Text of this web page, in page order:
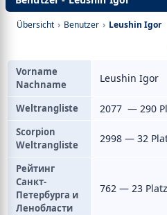
Übersicht › Benutzer › Leushin Igor
Vorname
Nachname
Leushin Igor
Weltrangliste 2077 — 290
Scorpion
Weltrangliste
2998 — 32
Рейтинг
Санкт-
Петербурга и
Ленобласти
762 — 23 Platz